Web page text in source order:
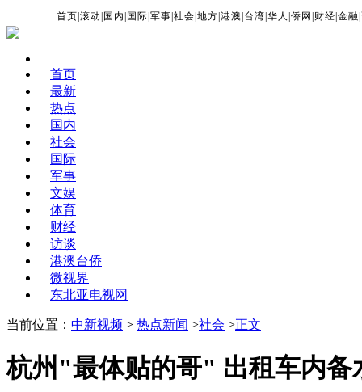
首页 |滚动 国内 国际 |军事 |社会 |地方 |港澳 台湾 |华人 |侨网 财经 |金融 |
首页
最新
热点
国内
社会
国际
军事
文娱
体育
财经
访谈
港澳台侨
微视界
东北亚电视网
当前位置： 中新视频 > 热点新闻 >社会 >正文
杭州"最体贴的哥" 出租车内备